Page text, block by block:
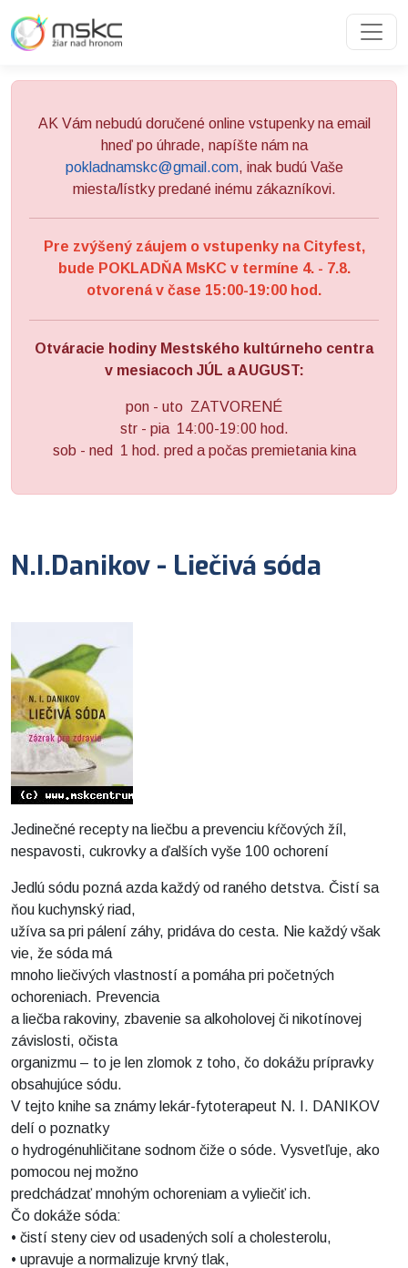
AK Vám nebudú doručené online vstupenky na email
hneď po úhrade, napíšte nám na
pokladnamskc@gmail.com, inak budú Vaše
miesta/lístky predané inému zákazníkovi.
Pre zvýšený záujem o vstupenky na Cityfest,
bude POKLADŇA MsKC v termíne 4. - 7.8.
otvorená v čase 15:00-19:00 hod.
Otváracie hodiny Mestského kultúrneho centra
v mesiacoch JÚL a AUGUST:
pon - uto ZATVORENÉ
str - pia 14:00-19:00 hod.
sob - ned 1 hod. pred a počas premietania kina
N.I.Danikov - Liečivá sóda
Jedinečné recepty na liečbu a prevenciu kŕčových žíl,
nespavosti, cukrovky a ďalších vyše 100 ochorení
Jedlú sódu pozná azda každý od raného detstva. Čistí sa
ňou kuchynský riad,
užíva sa pri pálení záhy, pridáva do cesta. Nie každý však
vie, že sóda má
mnoho liečivých vlastností a pomáha pri početných
ochoreniach. Prevencia
a liečba rakoviny, zbavenie sa alkoholovej či nikotínovej
závislosti, očista
organizmu – to je len zlomok z toho, čo dokážu prípravky
obsahujúce sódu.
V tejto knihe sa známy lekár-fytoterapeut N. I. DANIKOV
delí o poznatky
o hydrogénuhličitane sodnom čiže o sóde. Vysvetľuje, ako
pomocou nej možno
predchádzať mnohým ochoreniam a vyliečiť ich.
Čo dokáže sóda:
• čistí steny ciev od usadených solí a cholesterolu,
• upravuje a normalizuje krvný tlak,